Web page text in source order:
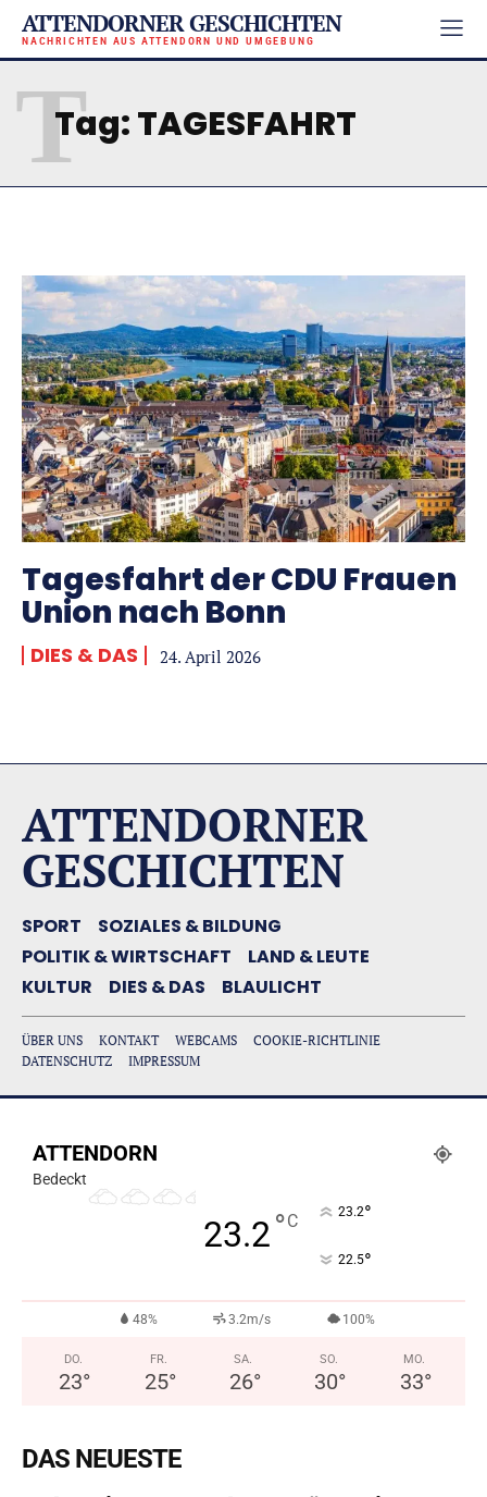
ATTENDORNER GESCHICHTEN
NACHRICHTEN AUS ATTENDORN UND UMGEBUNG
Tag:TAGESFAHRT
T
Tagesfahrt der CDU Frauen
Union nach Bonn
DIES & DAS 24. April 2026
ATTENDORNER
GESCHICHTEN
SPORT
SOZIALES & BILDUNG
POLITIK & WIRTSCHAFT
LAND & LEUTE
KULTUR
DIES & DAS BLAULICHT
ÜBER UNS KONTAKT WEBCAMS
COOKIE-RICHTLINIE
DATENSCHUTZ
IMPRESSUM
ATTENDORN
Bedeckt
23.2°C 23.2°
22.5°
48% 3.2m/s 100%
DO.
23°
FR.
25°
SA.
26°
SO.
30°
MO.
33°
DAS NEUESTE